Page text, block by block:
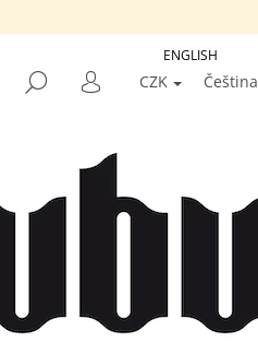
HLEDAT
PŘIHLÁŠENÍ
CZK Čeština
ENGLISH